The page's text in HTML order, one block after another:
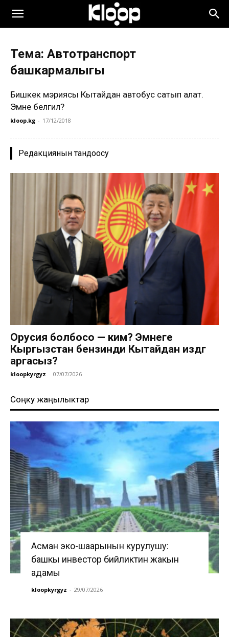
Тема: Автотранспорт
башкармалыгы
Бишкек мэриясы Кытайдан автобус сатып алат.
Эмне белгилүү?
kloop.kg - 17/12/2018
Редакциянын тандоосу
Орусия болбосо — ким? Эмнеге
Кыргызстан бензинди Кытайдан издөөгө
аргасыз?
kloopkyrgyz - 07/07/2026
Соңку жаңылыктар
Асман эко-шаарынын курулушу:
башкы инвестор бийликтин жакын
адамы
kloopkyrgyz - 29/07/2026